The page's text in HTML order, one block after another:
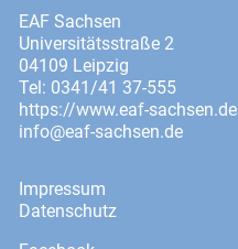
EAF Sachsen
Universitätsstraße 2
04109 Leipzig
Tel: 0341/41 37-555
https://www.eaf-sachsen.de
info@eaf-sachsen.de
Impressum
Datenschutz